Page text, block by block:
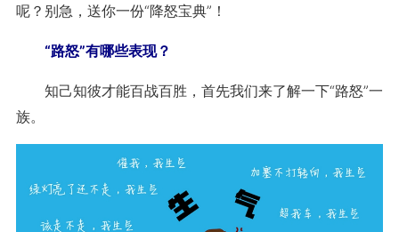
呢？别急，送你一份“降怒宝典”！
“路怒”有哪些表现？
知己知彼才能百战百胜，首先我们来了解一下“路怒”一
族。